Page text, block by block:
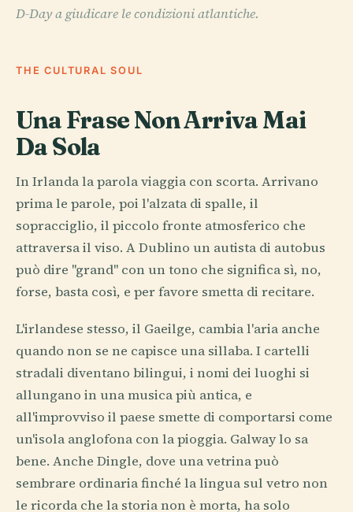
D-Day a giudicare le condizioni atlantiche.
THE CULTURAL SOUL
Una Frase Non Arriva Mai
Da Sola
In Irlanda la parola viaggia con scorta. Arrivano
prima le parole, poi l'alzata di spalle, il
sopracciglio, il piccolo fronte atmosferico che
attraversa il viso. A Dublino un autista di autobus
può dire "grand" con un tono che significa sì, no,
forse, basta così, e per favore smetta di recitare.
L'irlandese stesso, il Gaeilge, cambia l'aria anche
quando non se ne capisce una sillaba. I cartelli
stradali diventano bilingui, i nomi dei luoghi si
allungano in una musica più antica, e
all'improvviso il paese smette di comportarsi come
un'isola anglofona con la pioggia. Galway lo sa
bene. Anche Dingle, dove una vetrina può
sembrare ordinaria finché la lingua sul vetro non
le ricorda che la storia non è morta, ha solo